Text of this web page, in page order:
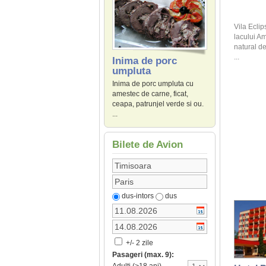
Inima de porc
umpluta
Inima de porc umpluta cu
amestec de carne, ficat,
ceapa, patrunjel verde si ou.
...
Bilete de Avion
dus-intors dus
+/- 2 zile
Pasageri (max. 9):
Vila
lacului
natural
...